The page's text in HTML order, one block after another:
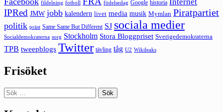
fildelning fotboll födelsedag Google historia Internet
IPRed JMW jobb kalendern livet media musik Mymlan Piratpartiet
politik präst Same Same But Different SJ sociala medier
Socialdemokraterna sorg Stockholm Stora Bloggpriset Sverigedemokraterna
TPB tweepblogs Twitter tävling tåg U2 Wikileaks
Frisöket
Sök
efter: